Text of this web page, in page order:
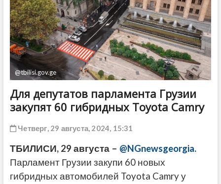
@tbilisi.gov.ge
Для депутатов парламента Грузии
закупят 60 гибридных Toyota Camry
Четверг, 29 августа, 2024, 15:31
ТБИЛИСИ, 29 августа – @NGnewsgeorgia.
Парламент Грузии закупи 60 новых
гибридных автомобилей Toyota Camry у